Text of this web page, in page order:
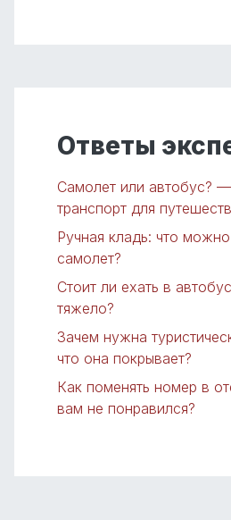
Ответы
Самолет или автобус?
транспорт для
Ручная кладь: что
самолет?
Стоит ли ехать в
тяжело?
Зачем нужна
что она покрывает?
Как поменять номер в
вам не понравился?